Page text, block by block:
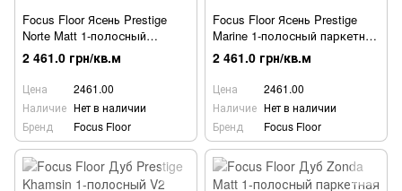
Focus Floor Ясень Prestige
Norte Matt 1-полосный
паркетная доска
2 461.0 грн/кв.м
Цена
2461.00
Наличие Нет в наличии
Бренд
Focus Floor
Focus Floor Ясень Prestige
Marine 1-полосный паркетная
доска
2 461.0 грн/кв.м
Цена
2461.00
Наличие Нет в наличии
Бренд
Focus Floor